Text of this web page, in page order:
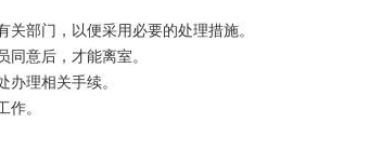
部门，以便采用必要的处理措施。
意后，才能离室。
理相关手续。
。